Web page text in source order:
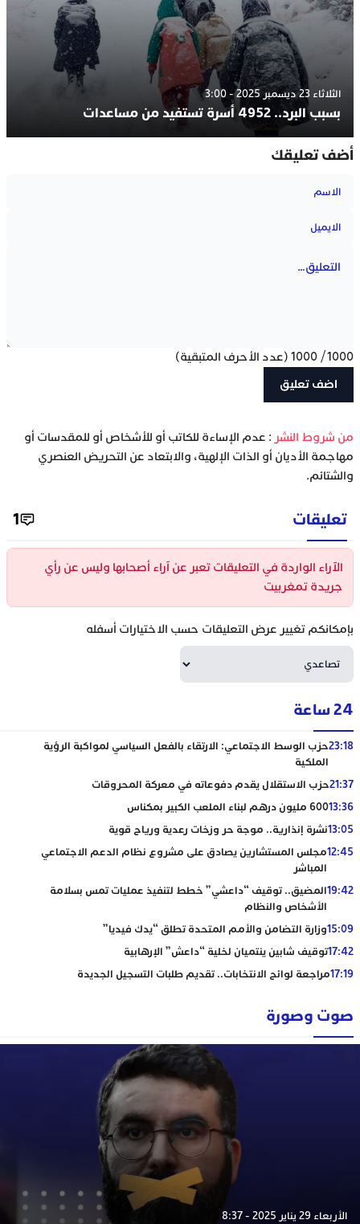
الثلاثاء 23 ديسمبر 2025 - 3:00
بسبب البرد.. 4952 أسرة تستفيد من مساعدات
أضف تعليقك
1000
/
1000 (عدد الأحرف المتبقية)
‫من شروط النشر : عدم الإساءة للكاتب أو للأشخاص أو للمقدسات أو
مهاجمة الأديان أو الذات الإلهية، والابتعاد عن التحريض العنصري
والشتائم.
تعليقات 1
الآراء الواردة في التعليقات تعبر عن آراء أصحابها وليس عن رأي
جريدة تمغربيت
بإمكانكم تغيير عرض التعليقات حسب الاختيارات أسفله
24 ساعة
23:18حزب الوسط الاجتماعي: الارتقاء بالفعل السياسي لمواكبة الرؤية
الملكية
21:37حزب الاستقلال يقدم دفوعاته في معركة المحروقات
13:36600 مليون درهم لبناء الملعب الكبير بمكناس
13:05نشرة إنذارية.. موجة حر وزخات رعدية ورياح قوية
12:45مجلس المستشارين يصادق على مشروع نظام الدعم الاجتماعي
المباشر
19:42المضيق.. توقيف “داعشي” خطط لتنفيذ عمليات تمس بسلامة
الأشخاص والنظام
15:09وزارة التضامن والأمم المتحدة تطلق “يدك فيديا”
17:42توقيف شابين ينتميان لخلية “داعش” الإرهابية
17:19مراجعة لوائح الانتخابات.. تقديم طلبات التسجيل الجديدة
صوت وصورة
الأربعاء 29 يناير 2025 - 8:37